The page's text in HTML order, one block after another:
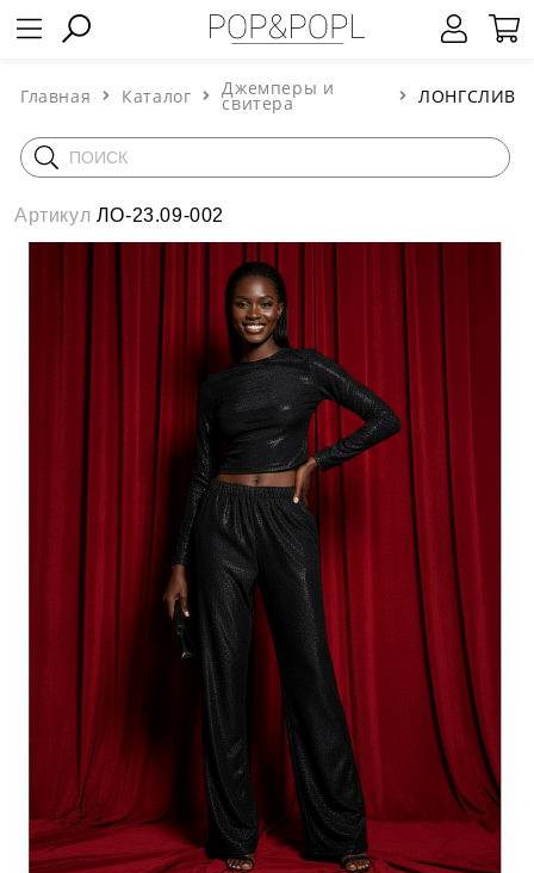
Главная Каталог Джемперы и
свитера ЛОНГСЛИВ
Артикул ЛО-23.09-002